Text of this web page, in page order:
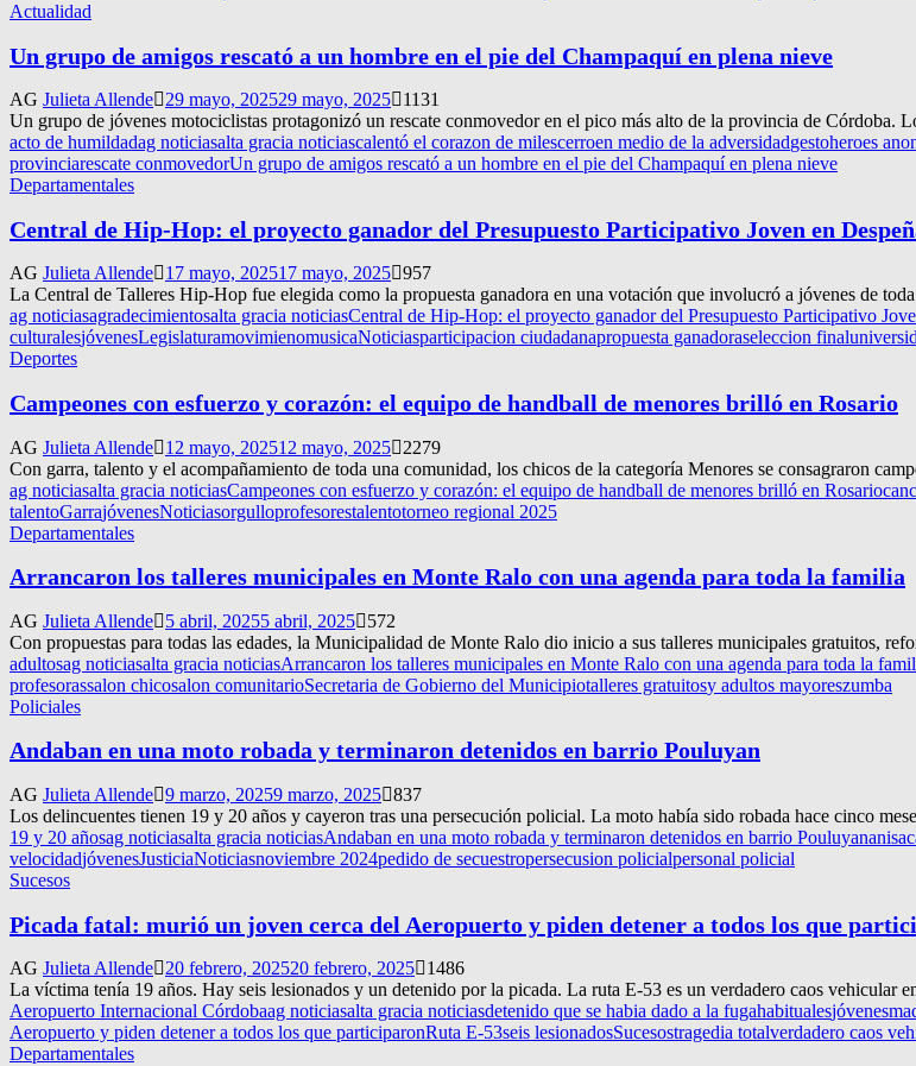
Actualidad
Un grupo de amigos rescató a un hombre en el pie del Champaquí en plena nieve
AG Julieta Allende 29 mayo, 202529 mayo, 2025
1131
Un grupo de jóvenes motociclistas protagonizó un rescate conmovedor en el pico más alto de la provincia de Córdoba.
acto de humildadag noticiasalta gracia noticiascalentó el corazon de milescerroen medio de la adversidadgestoheroes
provinciarescate conmovedorUn grupo de amigos rescató a un hombre en el pie del Champaquí en plena nieve
Departamentales
Central de Hip-Hop: el proyecto ganador del Presupuesto Participativo Joven en
AG Julieta Allende 17 mayo, 202517 mayo, 2025 957
La Central de Talleres Hip-Hop fue elegida como la propuesta ganadora en una votación que involucró a jóvenes de
ag noticiasagradecimientosalta gracia noticiasCentral de Hip-Hop: el proyecto ganador del Presupuesto Participativo
culturalesjóvenesLegislaturamovimienomusicaNoticiasparticipacion ciudadanapropuesta ganadoraseleccion final
Deportes
Campeones con esfuerzo y corazón: el equipo de handball de menores brilló en Rosario
AG Julieta Allende 12 mayo, 202512 mayo, 2025
2279
Con garra, talento y el acompañamiento de toda una comunidad, los chicos de la categoría Menores se consagraron
ag noticiasalta gracia noticiasCampeones con esfuerzo y corazón: el equipo de handball de menores brilló en Rosario
talentoGarrajóvenesNoticiasorgulloprofesorestalentotorneo regional 2025
Departamentales
Arrancaron los talleres municipales en Monte Ralo con una agenda para toda la familia
AG Julieta Allende 5 abril, 20255 abril, 2025
572
Con propuestas para todas las edades, la Municipalidad de Monte Ralo dio inicio a sus talleres municipales gratuitos,
adultosag noticiasalta gracia noticiasArrancaron los talleres municipales en Monte Ralo con una agenda para toda la
profesorassalon chicosalon comunitarioSecretaria de Gobierno del Municipiotalleres gratuitosy adultos mayoreszumba
Policiales
Andaban en una moto robada y terminaron detenidos en barrio Pouluyan
AG Julieta Allende 9 marzo, 20259 marzo, 2025 837
Los delincuentes tienen 19 y 20 años y cayeron tras una persecución policial. La moto había sido robada hace cinco
19 y 20 añosag noticiasalta gracia noticiasAndaban en una moto robada y terminaron detenidos en barrio Pouluyan
velocidadjóvenesJusticiaNoticiasnoviembre 2024pedido de secuestropersecusion policialpersonal policial
Sucesos
Picada fatal: murió un joven cerca del Aeropuerto y piden detener a todos los que
AG Julieta Allende 20 febrero, 202520 febrero, 2025
1486
La víctima tenía 19 años. Hay seis lesionados y un detenido por la picada. La ruta E-53 es un verdadero caos vehicular
Aeropuerto Internacional Córdobaag noticiasalta gracia noticiasdetenido que se habia dado a la fugahabitualesjóvenes
Aeropuerto y piden detener a todos los que participaronRuta E-53seis lesionadosSucesostragedia totalverdadero caos
Departamentales